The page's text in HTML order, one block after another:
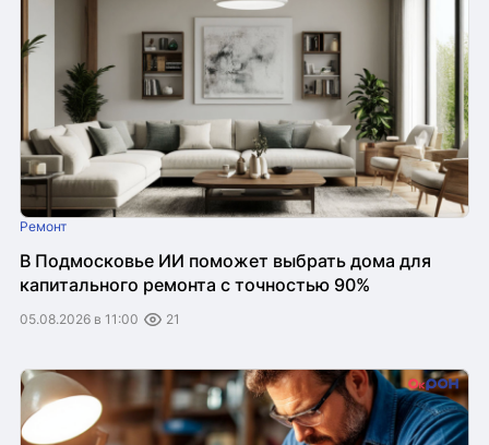
Ремонт
В Подмосковье ИИ поможет выбрать дома для
капитального ремонта с точностью 90%
05.08.2026 в 11:00 21